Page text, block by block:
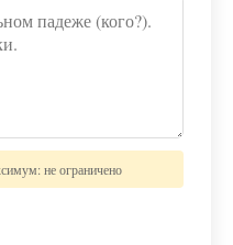
не ограничено